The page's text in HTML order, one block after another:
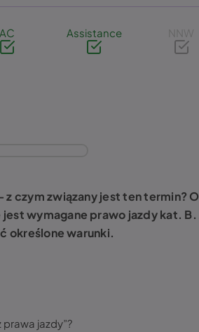
AC Assistance NNW
czym związany jest ten termin?
wymagane prawo jazdy kat. B.
określone warunki.
jazdy”?